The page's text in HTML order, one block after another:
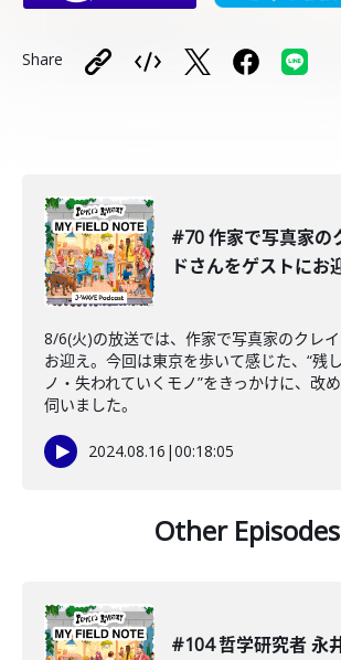
Share
#70 作家で写真家の
ドさんをゲストにお
8/6(火)の放送では、作家で写真家のクレ
お迎え。今回は東京を歩いて感じた、“残
ノ・失われていくモノ”をきっかけに、改
伺いました。
2024.08.16 |00:18:05
Other Episodes
#104 哲学研究者 永